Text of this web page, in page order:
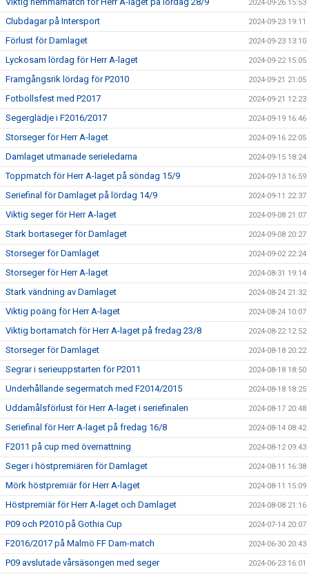
2024-09-26 15:53
Clubdagar på Intersport 2024-09-23 19:11
Förlust för Damlaget 2024-09-23 13:10
Lyckosam lördag för Herr A-laget 2024-09-22 15:05
Framgångsrik lördag för P2010 2024-09-21 21:05
Fotbollsfest med P2017 2024-09-21 12:23
Segerglädje i F2016/2017 2024-09-19 16:46
Storseger för Herr A-laget 2024-09-16 22:05
Damlaget utmanade serieledarna 2024-09-15 18:24
Toppmatch för Herr A-laget på söndag 15/9 2024-09-13 16:59
Seriefinal för Damlaget på lördag 14/9 2024-09-11 22:37
Viktig seger för Herr A-laget 2024-09-08 21:07
Stark bortaseger för Damlaget 2024-09-08 20:27
Storseger för Damlaget 2024-09-02 22:24
Storseger för Herr A-laget 2024-08-31 19:14
Stark vändning av Damlaget 2024-08-24 21:32
Viktig poäng för Herr A-laget 2024-08-24 10:07
Viktig bortamatch för Herr A-laget på fredag 23/8 2024-08-22 12:52
Storseger för Damlaget 2024-08-18 20:22
Segrar i serieuppstarten för P2011 2024-08-18 18:50
Underhållande segermatch med F2014/2015 2024-08-18 18:25
Uddamålsförlust för Herr A-laget i seriefinalen 2024-08-17 20:48
Seriefinal för Herr A-laget på fredag 16/8 2024-08-14 08:42
F2011 på cup med övernattning 2024-08-12 09:43
Seger i höstpremiären för Damlaget 2024-08-11 16:38
Mörk höstpremiär för Herr A-laget 2024-08-11 15:09
Höstpremiär för Herr A-laget och Damlaget 2024-08-08 21:16
P09 och P2010 på Gothia Cup 2024-07-14 20:07
F2016/2017 på Malmö FF Dam-match 2024-06-30 20:43
P09 avslutade vårsäsongen med seger 2024-06-23 16:01